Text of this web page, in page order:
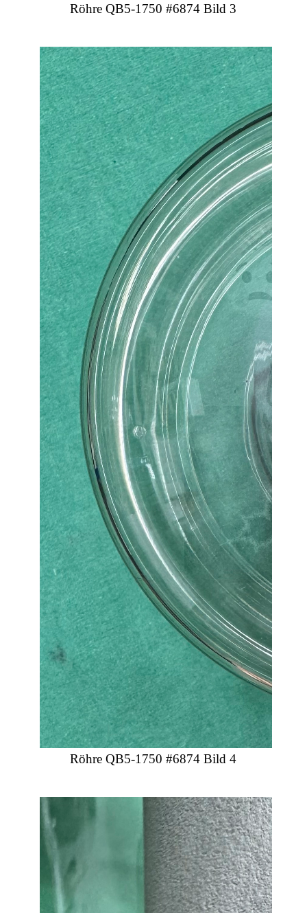
Röhre QB5-1750 #6874 Bild 3
Röhre QB5-1750 #6874 Bild 4